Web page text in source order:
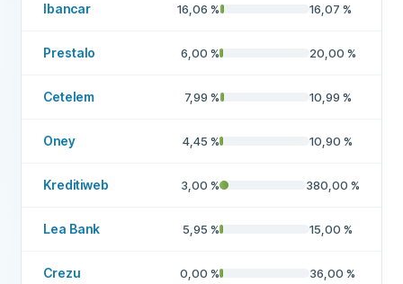
Ibancar 16,06 % 16,07 %
Prestalo 6,00 % 20,00 %
Cetelem 7,99 % 10,99 %
Oney 4,45 % 10,90 %
Kreditiweb 3,00 % 380,00 %
Lea Bank 5,95 % 15,00 %
Crezu 0,00 % 36,00 %